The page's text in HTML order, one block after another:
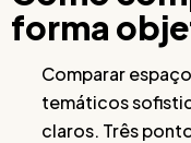
forma
Comparar
temáticos
claros. Três